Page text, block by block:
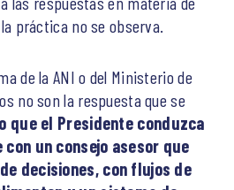
práctica no se observa.
de la ANI o del Ministerio de
no son la respuesta que se
que el Presidente conduzca
un consejo asesor que
decisiones, con flujos de